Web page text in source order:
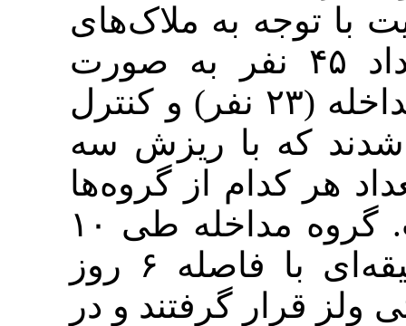
به ملاک‌های
به پژوهش، تعداد ۴۵ نفر به صورت
تصادفی به دو گروه مداخله (۲۳ نفر) و کنترل
که با ریزش سه
کدام از گروه‌ها
به ۲۰ نفر تقلیل یافت. گروه مداخله طی ۱۰
جلسه گروهی ۹۰ دقیقه‌ای با فاصله ۶ روز
گرفتند و در